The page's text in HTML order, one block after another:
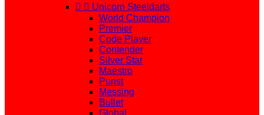
  Unicorn Steeldarts
World Champion
Premier
Code Player
Contender
Silver Star
Maestro
Purist
Messing
Bullet
Global